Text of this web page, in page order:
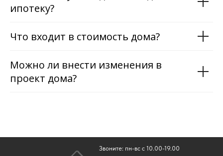
ипотеку?
Что входит в стоимость дома?
Можно ли внести изменения в
проект дома?
Звоните: пн-вс с 10.00-19.00